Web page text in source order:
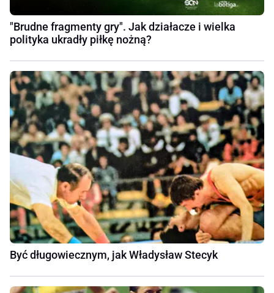
"Brudne fragmenty gry". Jak działacze i wielka
polityka ukradły piłkę nożną?
Być długowiecznym, jak Władysław Stecyk